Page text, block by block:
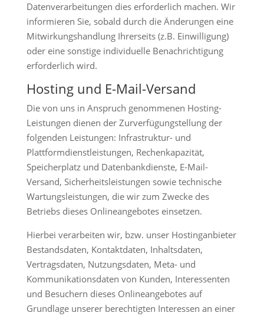
Datenverarbeitungen dies erforderlich machen. Wir
informieren Sie, sobald durch die Änderungen eine
Mitwirkungshandlung Ihrerseits (z.B. Einwilligung)
oder eine sonstige individuelle Benachrichtigung
erforderlich wird.
Hosting und E-Mail-Versand
Die von uns in Anspruch genommenen Hosting-
Leistungen dienen der Zurverfügungstellung der
folgenden Leistungen: Infrastruktur- und
Plattformdienstleistungen, Rechenkapazität,
Speicherplatz und Datenbankdienste, E-Mail-
Versand, Sicherheitsleistungen sowie technische
Wartungsleistungen, die wir zum Zwecke des
Betriebs dieses Onlineangebotes einsetzen.
Hierbei verarbeiten wir, bzw. unser Hostinganbieter
Bestandsdaten, Kontaktdaten, Inhaltsdaten,
Vertragsdaten, Nutzungsdaten, Meta- und
Kommunikationsdaten von Kunden, Interessenten
und Besuchern dieses Onlineangebotes auf
Grundlage unserer berechtigten Interessen an einer